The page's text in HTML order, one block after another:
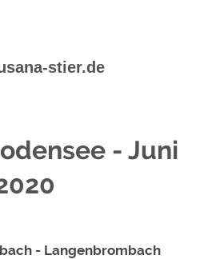
stier.de
- Juni
- Langenbrombach